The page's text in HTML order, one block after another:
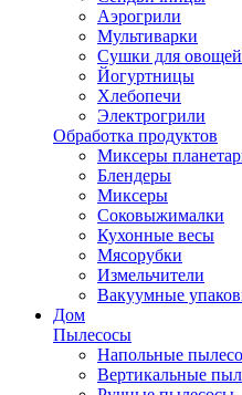
Аэрогрили
Мультиварки
Сушки для
Йогуртницы
Хлебопечи
Электрогрили
Обработка продуктов
Миксеры
Блендеры
Миксеры
Соковыжималки
Кухонные весы
Мясорубки
Измельчители
Вакуумные
Дом
Пылесосы
Напольные
Вертикальные